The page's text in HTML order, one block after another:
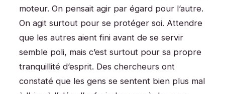
moteur. On pensait agir par égard pour l’autre.
On agit surtout pour se protéger soi. Attendre
que les autres aient fini avant de se servir
semble poli, mais c’est surtout pour sa propre
tranquillité d’esprit. Des chercheurs ont
constaté que les gens se sentent bien plus mal